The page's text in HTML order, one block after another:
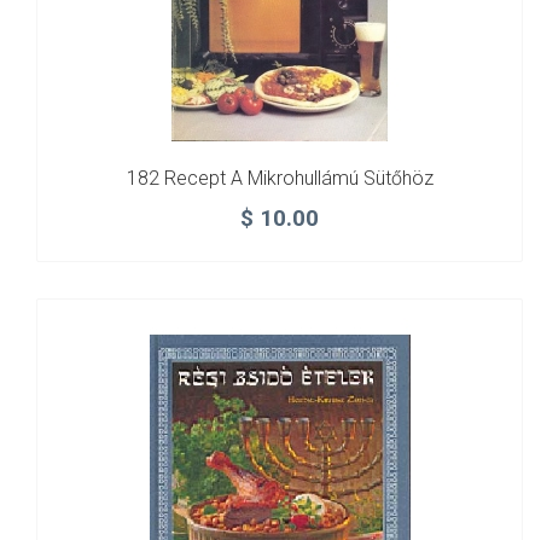
182 Recept A Mikrohullámú Sütőhöz
$ 10.00